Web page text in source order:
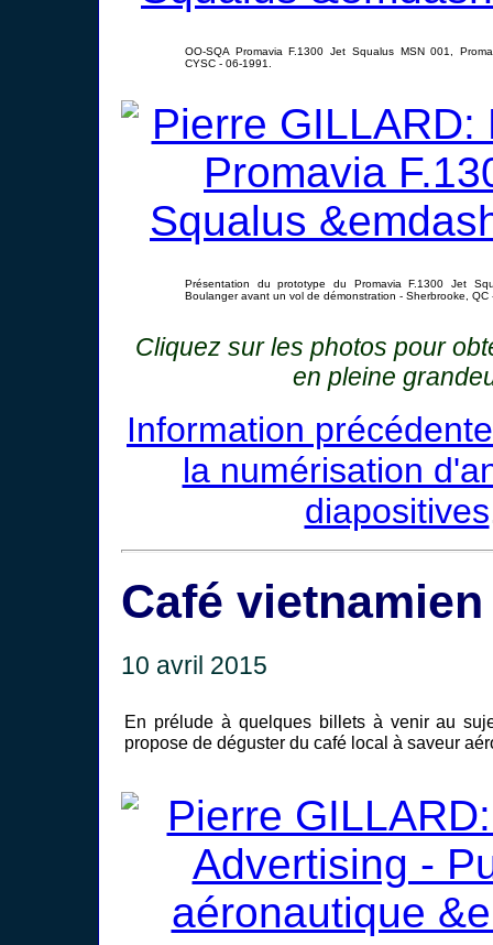
OO-SQA Promavia F.1300 Jet Squalus MSN 001,
CYSC - 06-1991.
Présentation du prototype du Promavia F.1300 Jet
Boulanger avant un vol de démonstration - Sherbrooke, QC
Cliquez sur les photos pour
en pleine
Information
la numérisation
diapositives
Café vietnamien
10 avril 2015
En prélude à quelques billets à venir au
propose de déguster du café local à saveur